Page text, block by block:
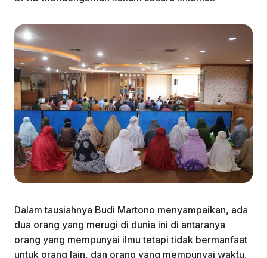
Dalam tausiahnya Budi Martono menyampaikan, ada
dua orang yang merugi di dunia ini di antaranya
orang yang mempunyai ilmu tetapi tidak bermanfaat
untuk orang lain, dan orang yang mempunyai waktu,